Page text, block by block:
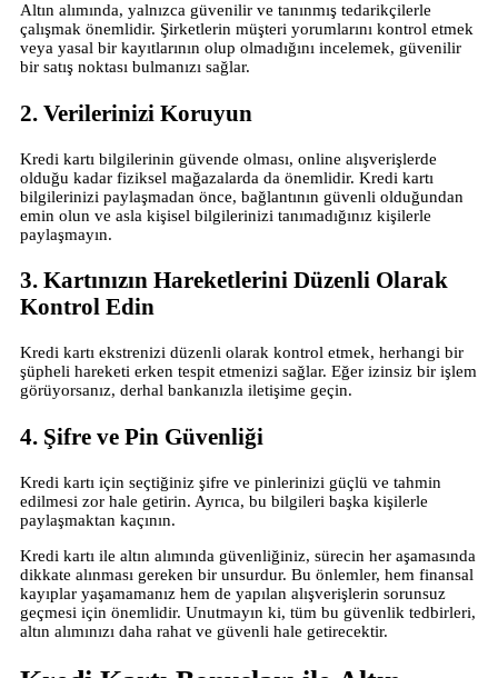
Altın alımında, yalnızca güvenilir ve tanınmış tedarikçilerle
çalışmak önemlidir. Şirketlerin müşteri yorumlarını kontrol etmek
veya yasal bir kayıtlarının olup olmadığını incelemek, güvenilir
bir satış noktası bulmanızı sağlar.
2. Verilerinizi Koruyun
Kredi kartı bilgilerinin güvende olması, online alışverişlerde
olduğu kadar fiziksel mağazalarda da önemlidir. Kredi kartı
bilgilerinizi paylaşmadan önce, bağlantının güvenli olduğundan
emin olun ve asla kişisel bilgilerinizi tanımadığınız kişilerle
paylaşmayın.
3. Kartınızın Hareketlerini Düzenli Olarak
Kontrol Edin
Kredi kartı ekstrenizi düzenli olarak kontrol etmek, herhangi bir
şüpheli hareketi erken tespit etmenizi sağlar. Eğer izinsiz bir işlem
görüyorsanız, derhal bankanızla iletişime geçin.
4. Şifre ve Pin Güvenliği
Kredi kartı için seçtiğiniz şifre ve pinlerinizi güçlü ve tahmin
edilmesi zor hale getirin. Ayrıca, bu bilgileri başka kişilerle
paylaşmaktan kaçının.
Kredi kartı ile altın alımında güvenliğiniz, sürecin her aşamasında
dikkate alınması gereken bir unsurdur. Bu önlemler, hem finansal
kayıplar yaşamamanız hem de yapılan alışverişlerin sorunsuz
geçmesi için önemlidir. Unutmayın ki, tüm bu güvenlik tedbirleri,
altın alımınızı daha rahat ve güvenli hale getirecektir.